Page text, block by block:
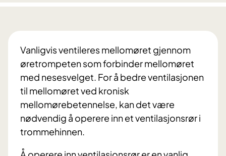
Vanligvis ventileres mellomøret gjennom
øretrompeten som forbinder mellomøret
med nesesvelget. For å bedre ventilasjonen
til mellomøret ved kronisk
mellomørebetennelse, kan det være
nødvendig å operere inn et ventilasjonsrør i
trommehinnen.